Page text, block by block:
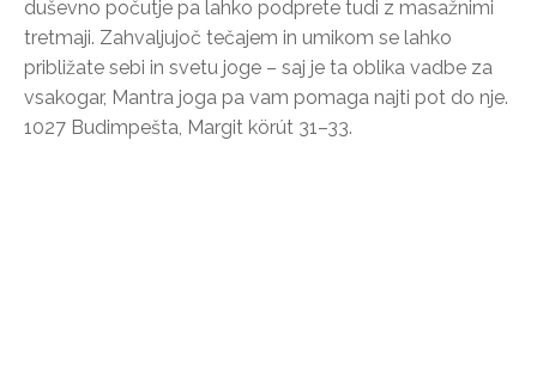
duševno počutje pa lahko podprete tudi z masažnimi
tretmaji. Zahvaljujoč tečajem in umikom se lahko
približate sebi in svetu joge – saj je ta oblika vadbe za
vsakogar, Mantra joga pa vam pomaga najti pot do nje.
1027 Budimpešta, Margit körút 31–33.